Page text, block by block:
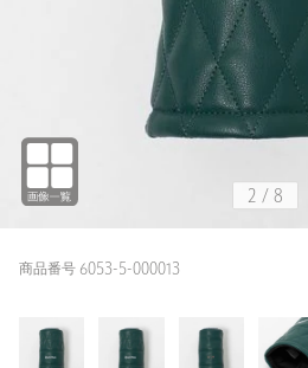
2 / 8
商品番号 6053-5-000013
DK.GREEN